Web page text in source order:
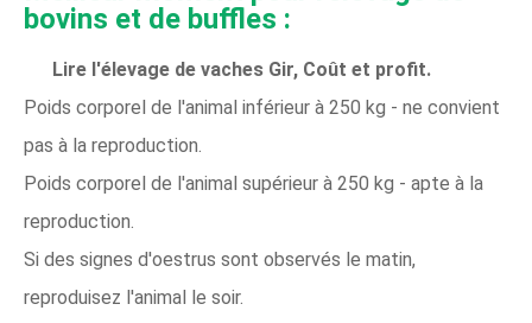
bovins et de buffles :
Lire l'élevage de vaches Gir, Coût et profit.
Poids corporel de l'animal inférieur à 250 kg - ne convient
pas à la reproduction.
Poids corporel de l'animal supérieur à 250 kg - apte à la
reproduction.
Si des signes d'oestrus sont observés le matin,
reproduisez l'animal le soir.